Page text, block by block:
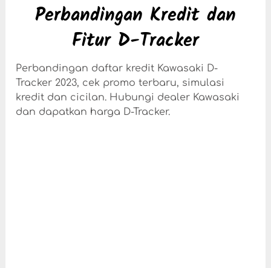
Perbandingan Kredit dan
Fitur D-Tracker
Perbandingan daftar kredit Kawasaki D-
Tracker 2023, cek promo terbaru, simulasi
kredit dan cicilan. Hubungi dealer Kawasaki
dan dapatkan harga D-Tracker.